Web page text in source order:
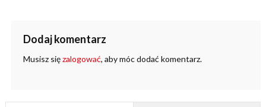
Dodaj komentarz
Musisz sięzalogować, aby móc dodać komentarz.